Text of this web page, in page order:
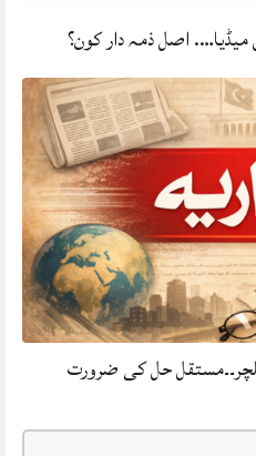
اصل ذمہ دار کون؟
حل کی ضرورت